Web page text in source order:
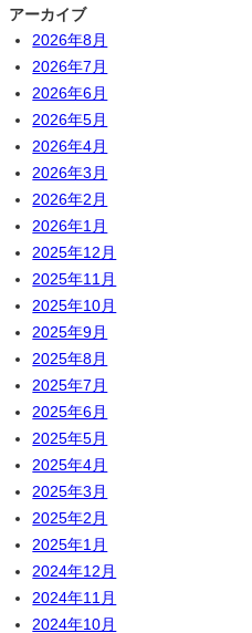
アーカイブ
2026年8月
2026年7月
2026年6月
2026年5月
2026年4月
2026年3月
2026年2月
2026年1月
2025年12月
2025年11月
2025年10月
2025年9月
2025年8月
2025年7月
2025年6月
2025年5月
2025年4月
2025年3月
2025年2月
2025年1月
2024年12月
2024年11月
2024年10月